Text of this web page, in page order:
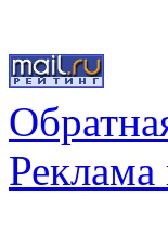
Реклама